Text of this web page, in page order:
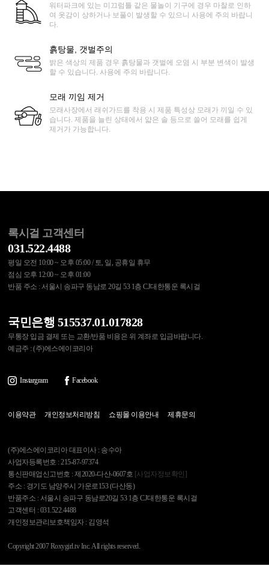
워터파크에 있는 미끄럼틀 같은 물놀이 기구에 경우 마찰로 인하
여 옷감이 상하거나 보풀이 발생할 수 있으니 사용에 주의 바랍니
다.
흙탕물, 갯벌주의
밝은 색상의 제품 경우 흙탕물과 갯벌에 오염 시 부분 변색이 발생
할 수 있습니다. 사용에 주의 바랍니다.
모래 끼임 제거
모래사장에서 래쉬가드를 착용 시 제품 특성상 모래가 끼일 수 있
습니다. 제품을 늘린 상태에서 얇은 솔 등으로 쓸어 모래를 쉽게
제거가 가능합니다.
록시걸 고객센터
031.522.4488
평일 오전 10:00 ~ 오후 05:00 / 토, 일, 공휴일 휴무
점심 오후 12:00 ~ 오후 01:00
반품 주소 : 서울시 송파구 동남로 20길 53 1층 CJ대한통운 록시걸
국민은행 515537.01.017828
무통장 입금 결제 또는 교환/반품 비용은 위 계좌로 입금바랍니다.
예금주 : (주)에스에이코리아
Instargram Facebook
이용약관 개인정보처리방침 쇼핑몰 이용안내 제휴문의
(주)에스에이코리아 대표이사 : 송수아
사업자등록번호 : 215-87-97374
통신판매업신고번호 : 제2020-다산-0607호 [사업자정보확인]
주소 : 경기도 남양주시 가운로153 (다산동)
반품주소 : 서울시 송파구 동남로20길 53 1층 CJ대한통운 록시걸
고객센터 : 031.522.4488
개인정보관리보호책임자 : 김영석
Copyright 2007 Roxygirl.tv Inc. All rights reserved.